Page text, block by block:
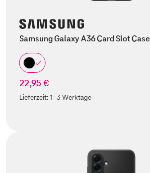
Samsung Galaxy A36 Card Slot Case
22,95 €
Lieferzeit:1-3 Werktage